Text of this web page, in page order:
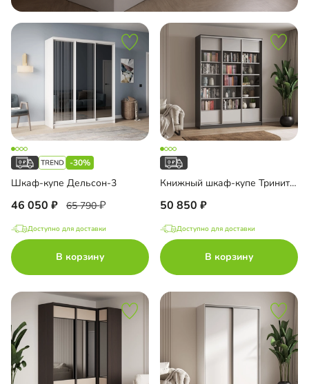
-30%
Шкаф-купе Дельсон-3
46 050 65 790
Доступно для доставки
В корзину
Книжный шкаф-купе Тринити-3-2 6 полок
50 850
Доступно для доставки
В корзину